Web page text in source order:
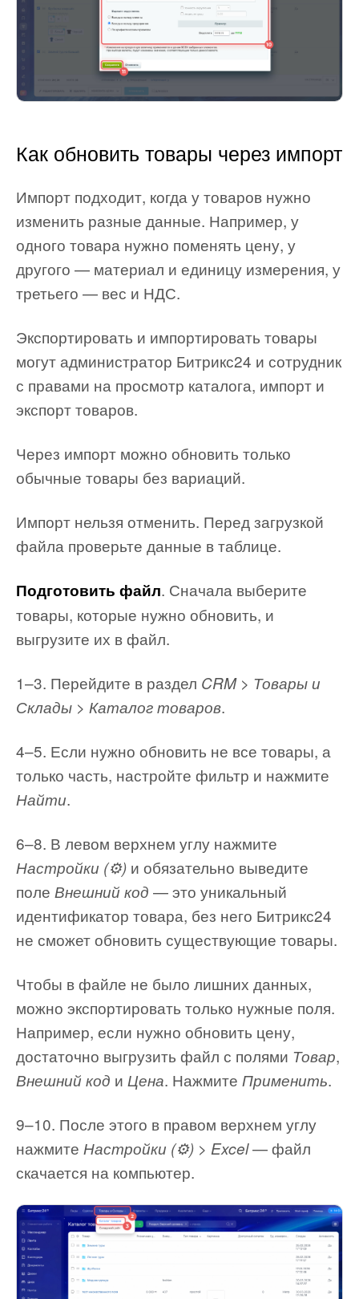
Как обновить товары через импорт
Импорт подходит, когда у товаров нужно
изменить разные данные. Например, у
одного товара нужно поменять цену, у
другого — материал и единицу измерения, у
третьего — вес и НДС.
Экспортировать и импортировать товары
могут администратор Битрикс24 и сотрудник
с правами на просмотр каталога, импорт и
экспорт товаров.
Через импорт можно обновить только
обычные товары без вариаций.
Импорт нельзя отменить. Перед загрузкой
файла проверьте данные в таблице.
Подготовить файл. Сначала выберите
товары, которые нужно обновить, и
выгрузите их в файл.
1–3. Перейдите в раздел CRM > Товары и
Склады > Каталог товаров.
4–5. Если нужно обновить не все товары, а
только часть, настройте фильтр и нажмите
Найти.
6–8. В левом верхнем углу нажмите
Настройки (⚙️) и обязательно выведите
поле Внешний код — это уникальный
идентификатор товара, без него Битрикс24
не сможет обновить существующие товары.
Чтобы в файле не было лишних данных,
можно экспортировать только нужные поля.
Например, если нужно обновить цену,
достаточно выгрузить файл с полями Товар,
Внешний код и Цена. Нажмите Применить.
9–10. После этого в правом верхнем углу
нажмите Настройки (⚙️) > Excel— файл
скачается на компьютер.